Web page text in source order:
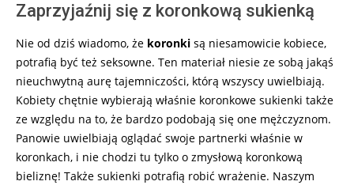
Zaprzyjaźnij się z koronkową sukienką
Nie od dziś wiadomo, że koronki są niesamowicie kobiece,
potrafią być też seksowne. Ten materiał niesie ze sobą jakąś
nieuchwytną aurę tajemniczości, którą wszyscy uwielbiają.
Kobiety chętnie wybierają właśnie koronkowe sukienki także
ze względu na to, że bardzo podobają się one mężczyznom.
Panowie uwielbiają oglądać swoje partnerki właśnie w
koronkach, i nie chodzi tu tylko o zmysłową koronkową
bieliznę! Także sukienki potrafią robić wrażenie. Naszym